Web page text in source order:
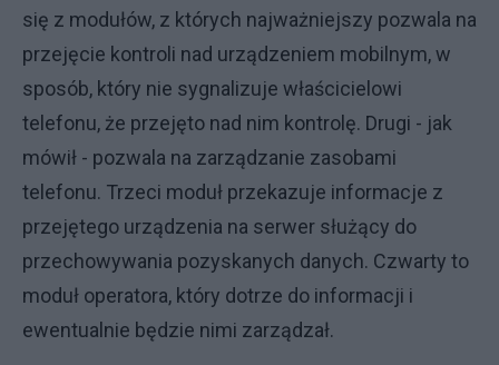
się z modułów, z których najważniejszy pozwala na
przejęcie kontroli nad urządzeniem mobilnym, w
sposób, który nie sygnalizuje właścicielowi
telefonu, że przejęto nad nim kontrolę. Drugi - jak
mówił - pozwala na zarządzanie zasobami
telefonu. Trzeci moduł przekazuje informacje z
przejętego urządzenia na serwer służący do
przechowywania pozyskanych danych. Czwarty to
moduł operatora, który dotrze do informacji i
ewentualnie będzie nimi zarządzał.